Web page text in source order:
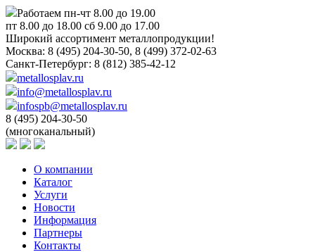
Работаем пн-чт 8.00 до 19.00
пт 8.00 до 18.00 сб 9.00 до 17.00
Широкий ассортимент металлопродукции!
Москва: 8 (495) 204-30-50, 8 (499) 372-02-63
Санкт-Петербург: 8 (812) 385-42-12
metallosplav.ru
info@metallosplav.ru
infospb@metallosplav.ru
8 (495) 204-30-50
(многоканальный)
О компании
Каталог
Услуги
Новости
Информация
Партнеры
Контакты